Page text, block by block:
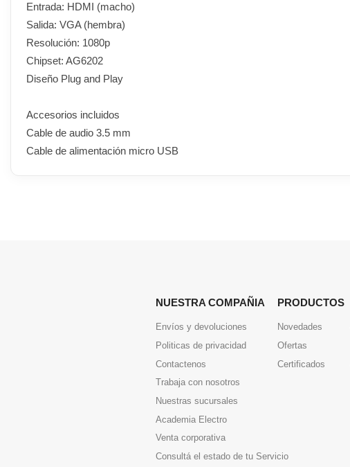
Entrada: HDMI (macho)
Salida: VGA (hembra)
Resolución: 1080p
Chipset: AG6202
Diseño Plug and Play
Accesorios incluidos
Cable de audio 3.5 mm
Cable de alimentación micro USB
NUESTRA COMPAÑIA
Envíos y devoluciones
Politicas de privacidad
Contactenos
Trabaja con nosotros
Nuestras sucursales
Academia Electro
Venta corporativa
Consultá el estado de tu Servicio
PRODUCTOS
Novedades
Ofertas
Certificados